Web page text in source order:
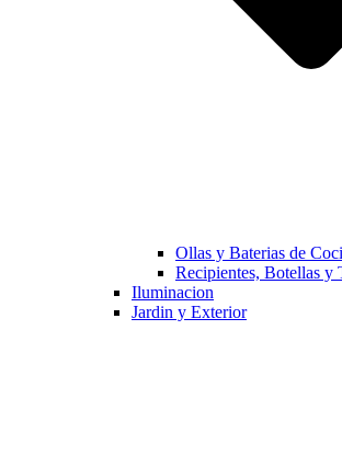
Ollas y Baterias de
Recipientes, Botellas y
Iluminacion
Jardin y Exterior